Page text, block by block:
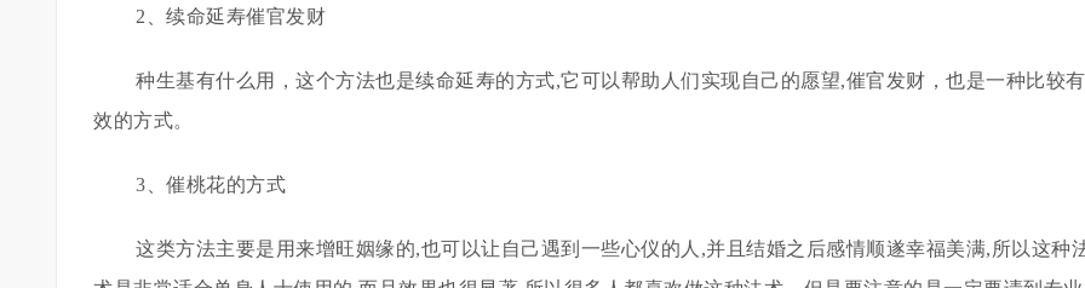
2、续命延寿催官发财
种生基有什么用，这个方法也是续命延寿的方式,它可以帮助人们实现自己的愿望,催官发财，也是一种比较有
效的方式。
3、催桃花的方式
这类方法主要是用来增旺姻缘的,也可以让自己遇到一些心仪的人,并且结婚之后感情顺遂幸福美满,所以这种